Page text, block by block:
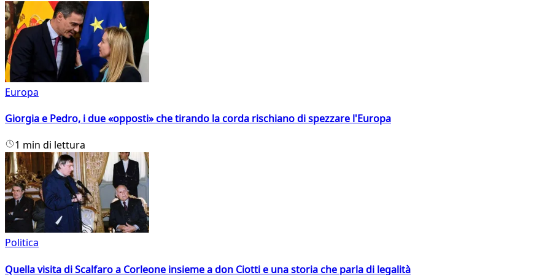
Europa
Giorgia e Pedro, i due «opposti» che tirando la corda rischiano di spezzare l'Europa
1 min di lettura
Politica
Quella visita di Scalfaro a Corleone insieme a don Ciotti e una storia che parla di legalità